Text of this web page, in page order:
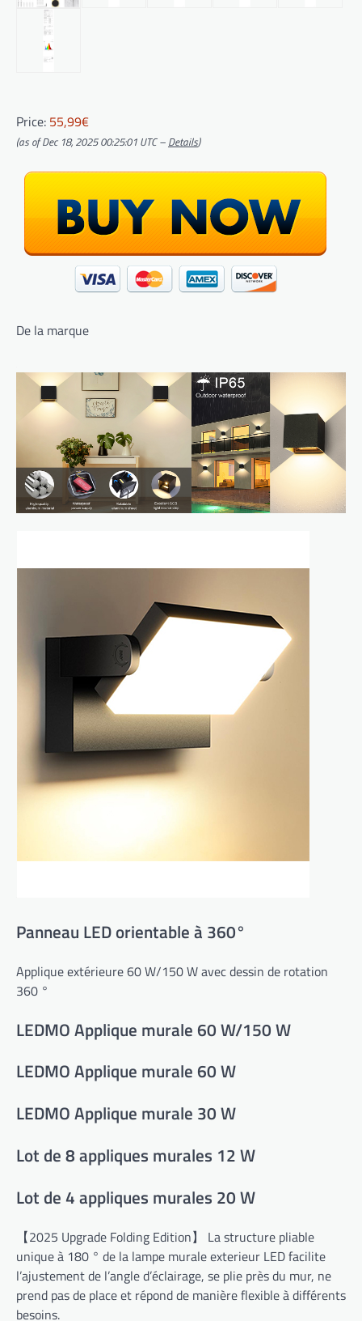
Price: 55,99€
(as of Dec 18, 2025 00:25:01 UTC – Details)
De la marque
Panneau LED orientable à 360°
Applique extérieure 60 W/150 W avec dessin de rotation
360 °
LEDMO Applique murale 60 W/150 W
LEDMO Applique murale 60 W
LEDMO Applique murale 30 W
Lot de 8 appliques murales 12 W
Lot de 4 appliques murales 20 W
【2025 Upgrade Folding Edition】 La structure pliable
unique à 180 ° de la lampe murale exterieur LED facilite
l’ajustement de l’angle d’éclairage, se plie près du mur, ne
prend pas de place et répond de manière flexible à différents
besoins.